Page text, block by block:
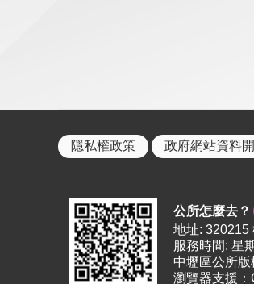
隱私權政策 政府網站資料
公所怎麼去？
地址: 320215
服務時間: 星
中壢區公所
瀏覽器支援